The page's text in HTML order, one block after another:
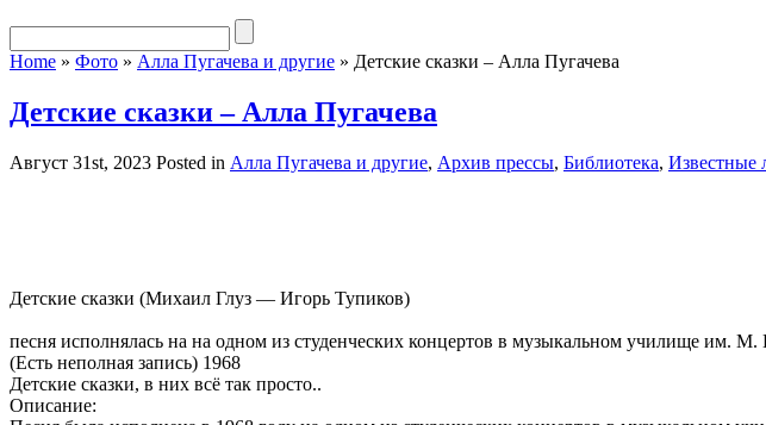
Home » Фото » Алла Пугачева и другие » Детские сказки – Алла Пугачева
Детские сказки – Алла Пугачева
Август 31st, 2023 Posted in Алла Пугачева и другие, Архив прессы, Библиотека, Известные
Детские сказки (Михаил Глуз — Игорь Тупиков)
песня исполнялась на на одном из студенческих концертов в музыкальном училище им.
(Есть неполная запись) 1968
Детские сказки, в них всё так просто..
Описание: